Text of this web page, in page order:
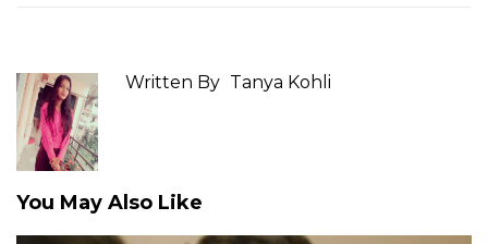
Written By Tanya Kohli
You May Also Like